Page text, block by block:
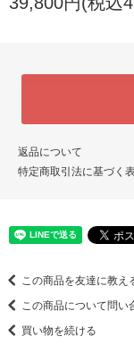
返品について
特定商取引法に基づく
この商品を友達に教え
この商品について問い
買い物を続ける